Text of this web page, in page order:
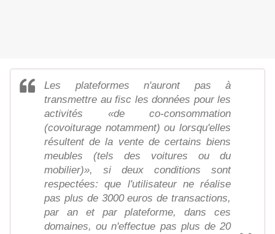
Les plateformes n'auront pas à
transmettre au fisc les données pour les
activités «de co-consommation
(covoiturage notamment) ou lorsqu'elles
résultent de la vente de certains biens
meubles (tels des voitures ou du
mobilier)», si deux conditions sont
respectées: que l'utilisateur ne réalise
pas plus de 3000 euros de transactions,
par an et par plateforme, dans ces
domaines, ou n'effectue pas plus de 20